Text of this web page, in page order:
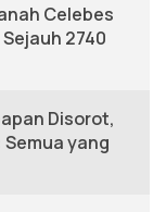
Celebes
2740
Disorot,
yang